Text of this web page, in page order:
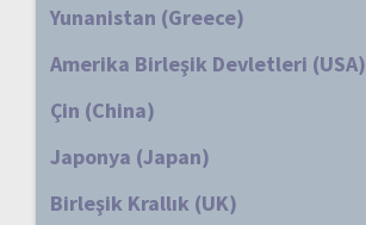
Yunanistan (Greece)
Amerika Birleşik Devletleri (USA)
Çin (China)
Japonya (Japan)
Birleşik Krallık (UK)